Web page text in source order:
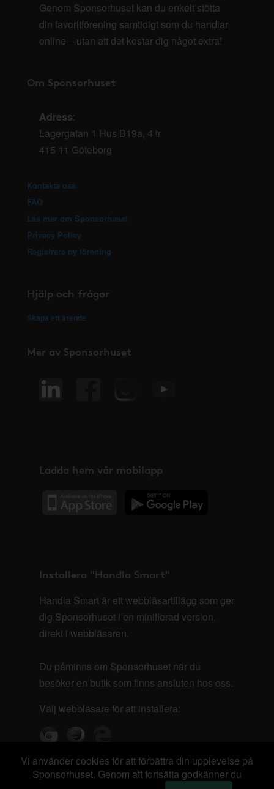
Genom Sponsorhuset kan du enkelt stötta
din favoritförening samtidigt som du handlar
online – utan att det kostar dig något extra!
Om Sponsorhuset
Adress:
Lagergatan 1 Hus B19a, 4 tr
415 11 Göteborg
Kontakta oss
FAQ
Läs mer om Sponsorhuset
Privacy Policy
Registrera ny förening
Hjälp och frågor
Skapa ett ärende
Mer av Sponsorhuset
Ladda hem vår mobilapp
Installera "Handla Smart"
Handla Smart är ett webbläsartillägg som ger
dig Sponsorhuset i en minifierad version,
direkt i webbläsaren.
Du påminns om Sponsorhuset när du
besöker en butik som finns ansluten hos oss.
Välj webbläsare för att installera:
Vi använder cookies för att förbättra din upplevelse på
Sponsorhuset. Genom att fortsätta godkänner du